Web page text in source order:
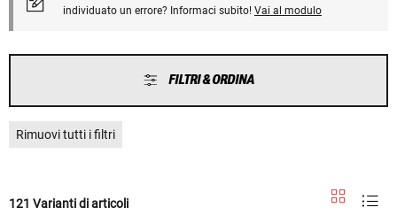
individuato un errore? Informaci subito! Vai al modulo
FILTRI & ORDINA
Rimuovi tutti i filtri
121 Varianti di articoli